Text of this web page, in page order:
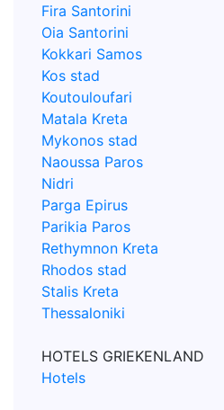
Fira Santorini
Oia Santorini
Kokkari Samos
Kos stad
Koutouloufari
Matala Kreta
Mykonos stad
Naoussa Paros
Nidri
Parga Epirus
Parikia Paros
Rethymnon Kreta
Rhodos stad
Stalis Kreta
Thessaloniki
HOTELS GRIEKENLAND
Hotels